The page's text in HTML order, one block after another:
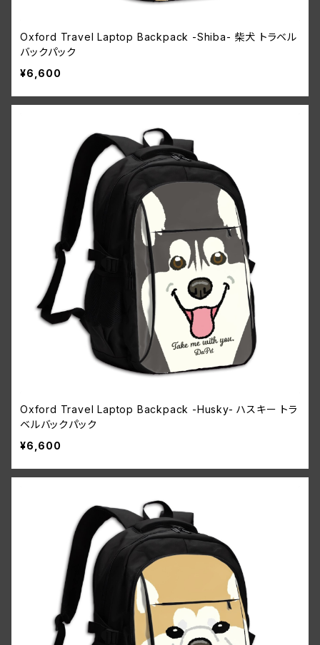
Oxford Travel Laptop Backpack -Shiba- 柴犬 トラベル
バックパック
¥6,600
Oxford Travel Laptop Backpack -Husky- ハスキー トラ
ベルバックパック
¥6,600